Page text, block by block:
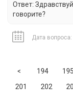
Ответ:
говорите?
Дата
< Previous
194 195
201
202